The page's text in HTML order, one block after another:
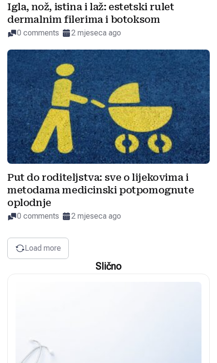
Igla, nož, istina i laž: estetski rulet
dermalnim filerima i botoksom
0 comments 2 mjeseca ago
Put do roditeljstva: sve o lijekovima i
metodama medicinski potpomognute
oplodnje
0 comments 2 mjeseca ago
Load more
Slično